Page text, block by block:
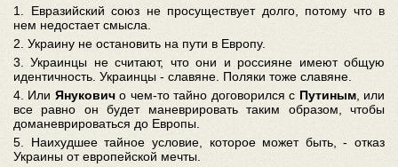
1. Евразийский союз не просуществует долго, потому что в
нем недостает смысла.
2. Украину не остановить на пути в Европу.
3. Украинцы не считают, что они и россияне имеют общую
идентичность. Украинцы - славяне. Поляки тоже славяне.
4. Или Януковичо чем-то тайно договорился с Путиным, или
все равно он будет маневрировать таким образом, чтобы
доманеврироваться до Европы.
5. Наихудшее тайное условие, которое может быть, - отказ
Украины от европейской мечты.